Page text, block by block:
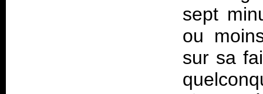
sept
ou
sur sa